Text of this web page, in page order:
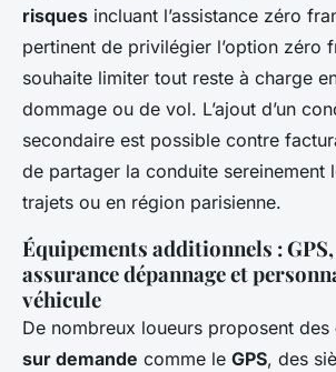
risques incluant l’assistance zéro
pertinent de privilégier l’option zéro
souhaite limiter tout reste à charge
dommage ou de vol. L’ajout d’un
secondaire est possible contre
de partager la conduite sereinement
trajets ou en région parisienne.
Équipements additionnels :
assurance dépannage et
véhicule
De nombreux loueurs proposent des
sur demande comme le GPS, des